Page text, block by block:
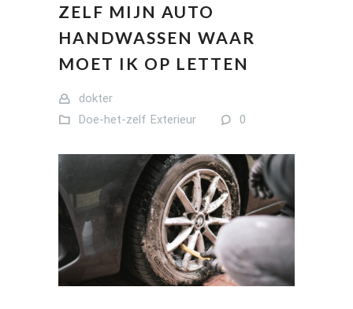
ZELF MIJN AUTO
HANDWASSEN WAAR
MOET IK OP LETTEN
dokter
Doe-het-zelf Exterieur 0